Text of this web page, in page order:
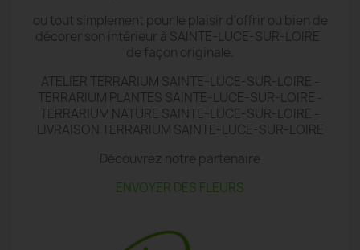
ou tout simplement pour le plaisir d'offrir ou bien de
décorer son intérieur à SAINTE-LUCE-SUR-LOIRE
de façon originale.
ATELIER TERRARIUM SAINTE-LUCE-SUR-LOIRE -
TERRARIUM PLANTES SAINTE-LUCE-SUR-LOIRE -
TERRARIUM NATURE SAINTE-LUCE-SUR-LOIRE -
LIVRAISON TERRARIUM SAINTE-LUCE-SUR-LOIRE
Découvrez notre partenaire
ENVOYER DES FLEURS